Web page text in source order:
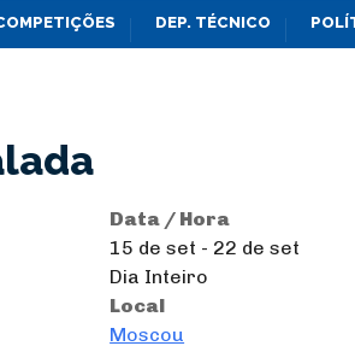
DEP. TÉCNICO
Data / Hora
15 de set - 22 de set
Dia Inteiro
Local
Moscou